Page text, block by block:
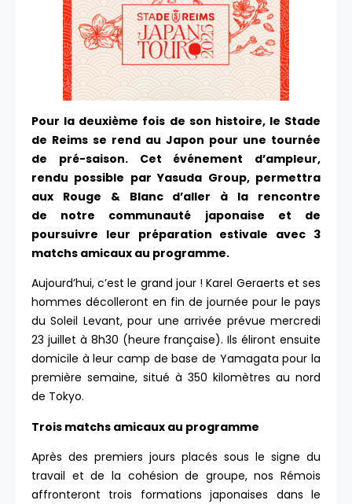
Pour la deuxième fois de son histoire, le Stade
de Reims se rend au Japon pour une tournée
de pré-saison. Cet événement d’ampleur,
rendu possible parYasuda Group, permettra
aux Rouge & Blanc d’aller à la rencontre
de notre communauté japonaise et de
poursuivre leur préparation estivale avec 3
matchs amicaux au programme.
Aujourd’hui, c’est le grand jour ! Karel Geraerts et ses
hommes décolleront en fin de journée pour le pays
du Soleil Levant, pour une arrivée prévue mercredi
23 juillet à 8h30 (heure française). Ils éliront ensuite
domicile à leur camp de base de Yamagata pour la
première semaine, situé à 350 kilomètres au nord
de Tokyo.
Trois matchs amicaux au programme
Après des premiers jours placés sous le signe du
travail et de la cohésion de groupe, nos Rémois
affronteront trois formations japonaises dans le